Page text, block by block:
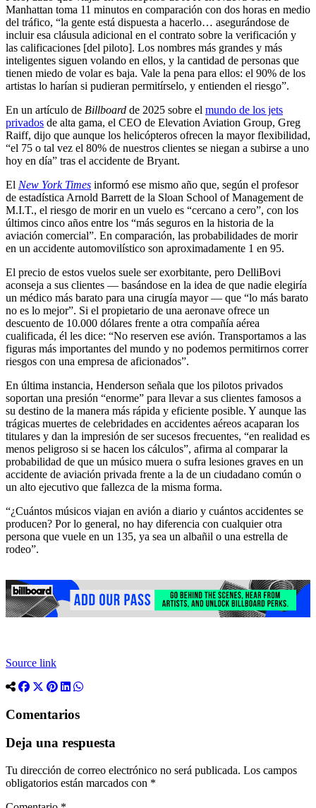
Manhattan toma 11 minutos en comparación con dos horas en medio
del tráfico, “la gente está dispuesta a hacerlo… asegurándose de
incluir esa cláusula adicional en el contrato sobre la verificación y
las calificaciones [del piloto]. Los nombres más grandes y más
inteligentes siguen volando en ellos, y la cantidad de personas que
tienen miedo de volar es baja. Vale la pena para ellos: el 90% de los
artistas lo harían si pudieran permitírselo, y entienden el riesgo”.
En un artículo de Billboard de 2025 sobre el mundo de los jets
privados de alta gama, el CEO de Elevation Aviation Group, Greg
Raiff, dijo que aunque los helicópteros ofrecen la mayor flexibilidad,
“el 75 o tal vez el 80% de nuestros clientes se niegan a subirse a uno
hoy en día” tras el accidente de Bryant.
El New York Times informó ese mismo año que, según el profesor
de estadística Arnold Barrett de la Sloan School of Management de
M.I.T., el riesgo de morir en un vuelo es “cercano a cero”, con los
últimos cinco años entre los “más seguros en la historia de la
aviación comercial”. En comparación, las probabilidades de morir
en un accidente automovilístico son aproximadamente 1 en 95.
El precio de estos vuelos suele ser exorbitante, pero DelliBovi
aconseja a sus clientes — basándose en la idea de que nadie elegiría
un médico más barato para una cirugía mayor — que “lo más barato
no es lo mejor”. Si el propietario de una aeronave ofrece un
descuento de 10.000 dólares frente a otra compañía aérea
cualificada, él les dice: “No reserven ese avión. Transportamos a las
figuras más importantes del mundo y no podemos permitirnos correr
riesgos con una empresa de aficionados”.
En última instancia, Henderson señala que los pilotos privados
soportan una presión “enorme” para llevar a sus clientes famosos a
su destino de la manera más rápida y eficiente posible. Y aunque las
trágicas muertes de celebridades en accidentes aéreos acaparan los
titulares y dan la impresión de ser sucesos frecuentes, “en realidad es
menos peligroso si se hacen los cálculos”, afirma al comparar la
probabilidad de que un músico muera o sufra lesiones graves en un
accidente de aviación privada frente a la de un ciudadano común o
un alto ejecutivo que fallezca de la misma forma.
“¿Cuántos músicos viajan en avión a diario y cuántos accidentes se
producen? Por lo general, no hay diferencia con cualquier otra
persona que vuele en un 135, ya sea un albañil o una estrella de
rodeo”.
Source link
Comentarios
Deja una respuesta
Tu dirección de correo electrónico no será publicada. Los campos
obligatorios están marcados con *